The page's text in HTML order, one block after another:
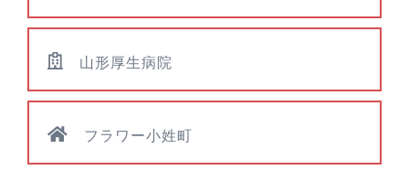
山形厚生病院
フラワー小姓町